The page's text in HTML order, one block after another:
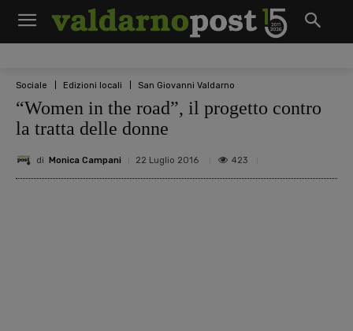
Sociale Edizioni locali San Giovanni Valdarno
“Women in the road”, il progetto contro
la tratta delle donne
di Monica Campani 22 Luglio 2016 423